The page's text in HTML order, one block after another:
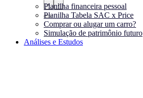
‹ ›
Planilha financeira pessoal
Planilha Tabela SAC x Price
Comprar ou alugar um carro?
Simulação de patrimônio futuro
Análises e Estudos